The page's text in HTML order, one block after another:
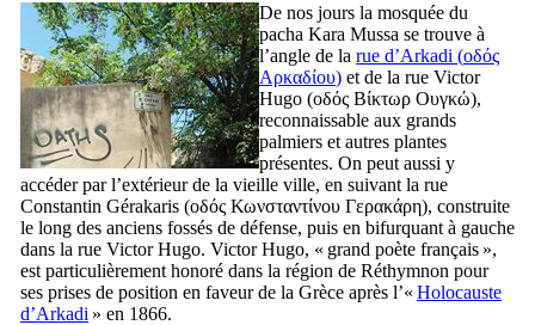
De nos jours la mosquée du
pacha Kara Mussa se trouve à
l’angle de la rue d’Arkadi (οδός
Αρκαδίου) et de la rue Victor
Hugo (οδός Βίκτωρ Ουγκώ),
reconnaissable aux grands
palmiers et autres plantes
présentes. On peut aussi y
accéder par l’extérieur de la vieille ville, en suivant la rue
Constantin Gérakaris (οδός Κωνσταντίνου Γερακάρη), construite
le long des anciens fossés de défense, puis en bifurquant à gauche
dans la rue Victor Hugo. Victor Hugo, « grand poète français »,
est particulièrement honoré dans la région de Réthymnon pour
ses prises de position en faveur de la Grèce après l’« Holocauste
d’Arkadi » en 1866.